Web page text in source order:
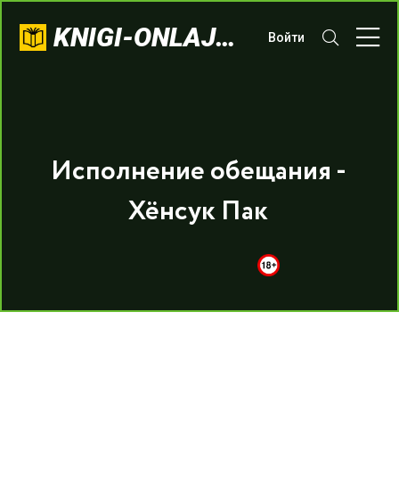
KNIGI-ONLAJN.COM Войти
Исполнение обещания -
Хёнсук Пак